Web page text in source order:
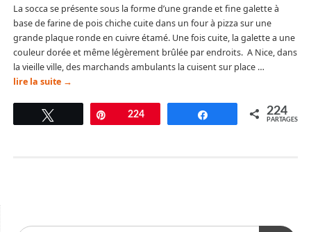
La socca se présente sous la forme d’une grande et fine galette à
base de farine de pois chiche cuite dans un four à pizza sur une
grande plaque ronde en cuivre étamé. Une fois cuite, la galette a une
couleur dorée et même légèrement brûlée par endroits. A Nice, dans
la vieille ville, des marchands ambulants la cuisent sur place …
lire la suite →
Tweetez Épingle
224 Partagez 224
PARTAGES